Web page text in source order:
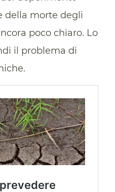
della morte degli
poco chiaro. Lo
il problema di